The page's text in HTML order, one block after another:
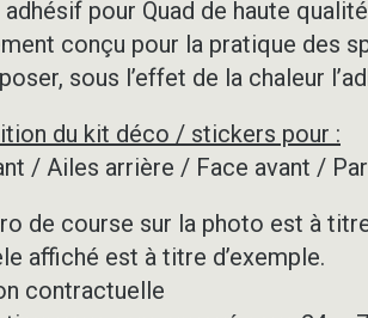
pour Quad de haute
conçu pour la pratique des
sous l’effet de la chaleur
du kit déco / stickers pour :
/ Ailes arrière / Face avant /
de course sur la photo est à
affiché est à titre d’exemple.
contractuelle